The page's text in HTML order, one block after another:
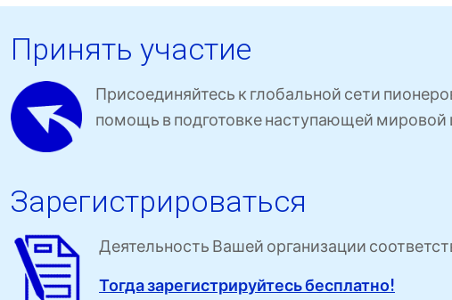
Принять участие
Присоединяйтесь к глобальной сети
помощь в подготовке наступающей мировой
Зарегистрироваться
Деятельность Вашей организации
Тогда зарегистрируйтесь бесплатно!